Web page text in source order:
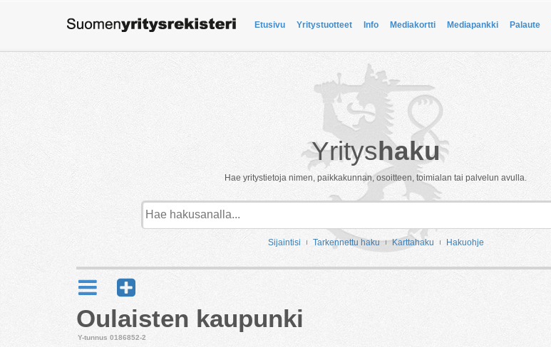
Etusivu Yritystuotteet Info Mediakortti Mediapankki Palaute
Yrityshaku
Hae yritystietoja nimen, paikkakunnan, osoitteen, toimialan tai palvelun avulla.
Sijaintisi Tarkennettu haku Karttahaku Hakuohje
Oulaisten kaupunki
Y-tunnus 0186852-2